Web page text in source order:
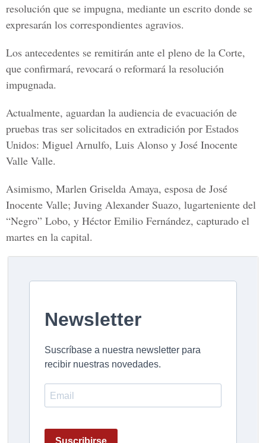
resolución que se impugna, mediante un escrito donde se
expresarán los correspondientes agravios.
Los antecedentes se remitirán ante el pleno de la Corte,
que confirmará, revocará o reformará la resolución
impugnada.
Actualmente, aguardan la audiencia de evacuación de
pruebas tras ser solicitados en extradición por Estados
Unidos: Miguel Arnulfo, Luis Alonso y José Inocente
Valle Valle.
Asimismo, Marlen Griselda Amaya, esposa de José
Inocente Valle; Juving Alexander Suazo, lugarteniente del
“Negro” Lobo, y Héctor Emilio Fernández, capturado el
martes en la capital.